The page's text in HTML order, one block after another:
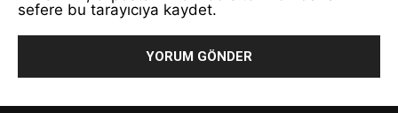
sefere bu tarayıcıya kaydet.